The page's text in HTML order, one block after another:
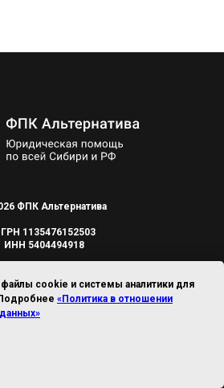
ФПК Альтернатива
1135476152503
ИНН 5404494918
файлы cookie и системы аналитики для
«Политика в отношении